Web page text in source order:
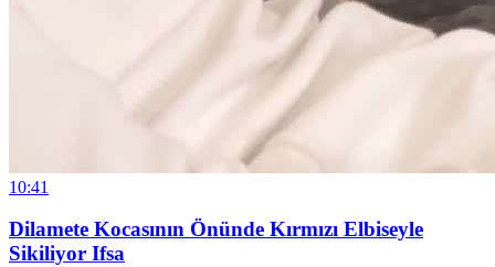
10:41
Dilamete Kocasının Önünde Kırmızı Elbiseyle
Sikiliyor Ifsa